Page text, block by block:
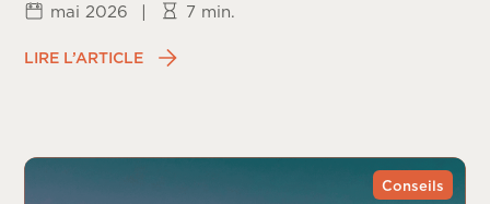
mai 2026 | 7 min.
LIRE L’ARTICLE
Conseils